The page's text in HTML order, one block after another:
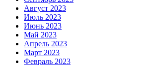
Август 2023
Июль 2023
Июнь 2023
Май 2023
Апрель 2023
Март 2023
Февраль 2023